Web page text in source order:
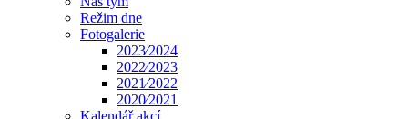
Režim dne
Fotogalerie
2023⁄2024
2022⁄2023
2021⁄2022
2020⁄2021
Kalendář akcí